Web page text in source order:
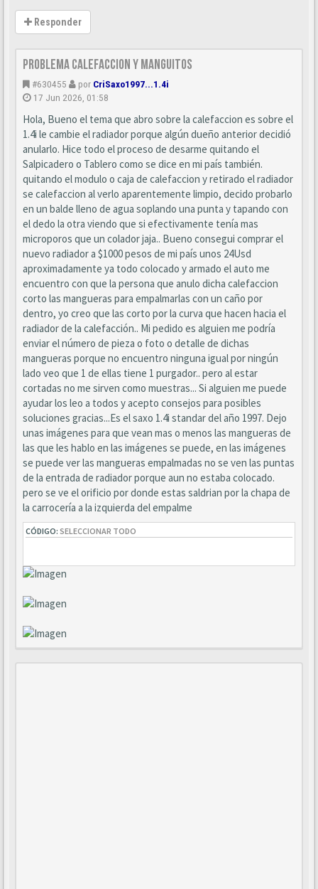
Responder
Problema Calefaccion y manguitos
#630455 por CriSaxo1997...1.4i
17 Jun 2026, 01:58
Hola, Bueno el tema que abro sobre la calefaccion es sobre el
1.4i le cambie el radiador porque algún dueño anterior decidió
anularlo. Hice todo el proceso de desarme quitando el
Salpicadero o Tablero como se dice en mi país también.
quitando el modulo o caja de calefaccion y retirado el radiador
se calefaccion al verlo aparentemente limpio, decido probarlo
en un balde lleno de agua soplando una punta y tapando con
el dedo la otra viendo que si efectivamente tenía mas
microporos que un colador jaja.. Bueno consegui comprar el
nuevo radiador a $1000 pesos de mi país unos 24Usd
aproximadamente ya todo colocado y armado el auto me
encuentro con que la persona que anulo dicha calefaccion
corto las mangueras para empalmarlas con un caño por
dentro, yo creo que las corto por la curva que hacen hacia el
radiador de la calefacción.. Mi pedido es alguien me podría
enviar el número de pieza o foto o detalle de dichas
mangueras porque no encuentro ninguna igual por ningún
lado veo que 1 de ellas tiene 1 purgador.. pero al estar
cortadas no me sirven como muestras... Si alguien me puede
ayudar los leo a todos y acepto consejos para posibles
soluciones gracias...Es el saxo 1.4i standar del año 1997. Dejo
unas imágenes para que vean mas o menos las mangueras de
las que les hablo en las imágenes se puede, en las imágenes
se puede ver las mangueras empalmadas no se ven las puntas
de la entrada de radiador porque aun no estaba colocado.
pero se ve el orificio por donde estas saldrian por la chapa de
la carrocería a la izquierda del empalme
CÓDIGO: SELECCIONAR TODO